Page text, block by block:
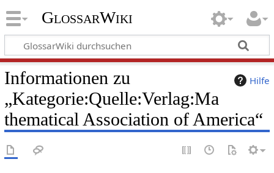
GlossarWiki
Hilfe
Informationen zu
„Kategorie:Quelle:Verlag:Ma
thematical Association of America“